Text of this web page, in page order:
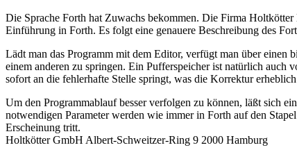
Die Sprache Forth hat Zuwachs bekommen. Die Firma
Einführung in Forth. Es folgt eine genauere Beschreibung des
Lädt man das Programm mit dem Editor, verfügt man über einen
einem anderen zu springen. Ein Pufferspeicher ist natürlich auch
sofort an die fehlerhafte Stelle springt, was die Korrektur
Um den Programmablauf besser verfolgen zu können, läßt sich
notwendigen Parameter werden wie immer in Forth auf den
Erscheinung tritt.
Holtkötter GmbH Albert-Schweitzer-Ring 9 2000 Hamburg